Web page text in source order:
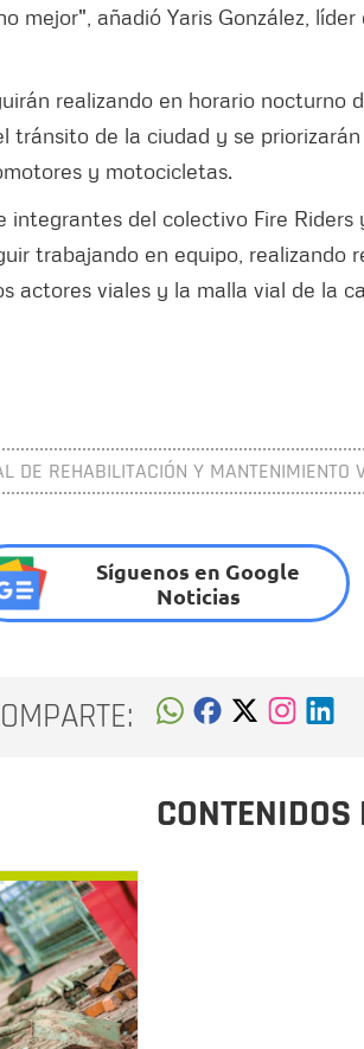
mejor", añadió Yaris González,
realizando en horario nocturno
tránsito de la ciudad y se
y motocicletas.
integrantes del colectivo Fire Riders
trabajando en equipo, realizando
actores viales y la malla vial de la
DE REHABILITACIÓN Y MANTENIMIENTO
Síguenos en Google
Noticias